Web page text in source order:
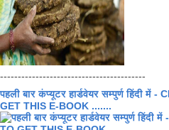
-----------------------------------------
पहली बार कंप्यूटर हार्डवेयर सम्पुर्ण हिंदी
GET THIS E-BOOK .......